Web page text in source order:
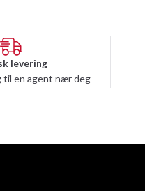
levering
til en agent nær deg